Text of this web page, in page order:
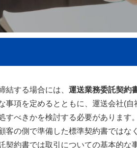
結する場合には、 運送業務委託契約
事項を定めるとともに、運送会社(
すべきかを検討する必要がありま
客の側で準備した標準契約書ではなく
約書では取引についての基本的な